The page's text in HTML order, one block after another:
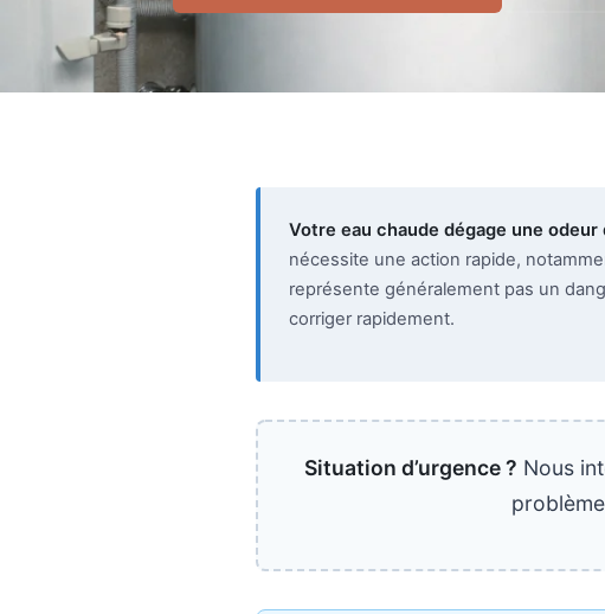
Votre eau chaude dégage une odeur
nécessite une action rapide,
représente généralement pas un
corriger rapidement.
Situation d’urgence ? Nous